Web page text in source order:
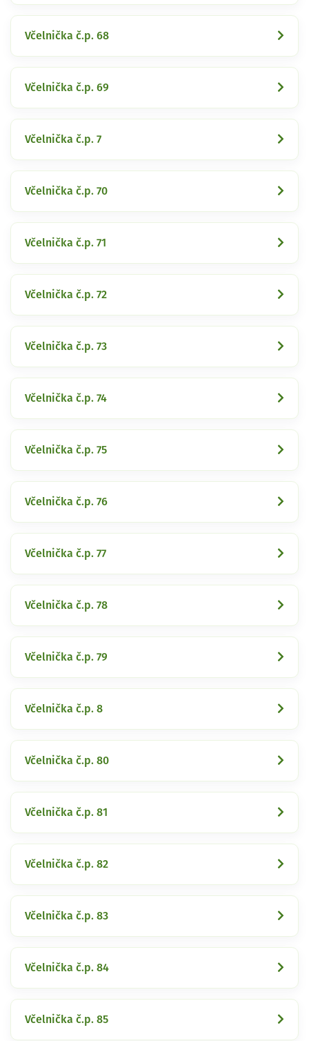
Včelnička č.p. 68
Včelnička č.p. 69
Včelnička č.p. 7
Včelnička č.p. 70
Včelnička č.p. 71
Včelnička č.p. 72
Včelnička č.p. 73
Včelnička č.p. 74
Včelnička č.p. 75
Včelnička č.p. 76
Včelnička č.p. 77
Včelnička č.p. 78
Včelnička č.p. 79
Včelnička č.p. 8
Včelnička č.p. 80
Včelnička č.p. 81
Včelnička č.p. 82
Včelnička č.p. 83
Včelnička č.p. 84
Včelnička č.p. 85